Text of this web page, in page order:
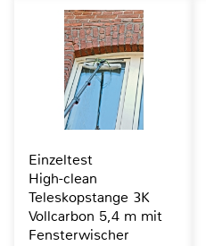
Einzeltest
High-clean
Teleskopstange 3K
Vollcarbon 5,4 m mit
Fensterwischer